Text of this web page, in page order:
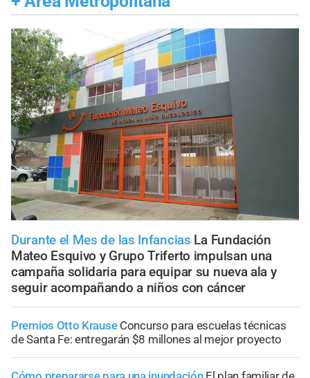
Durante el Mes de las Infancias La Fundación
Mateo Esquivo y Grupo Triferto impulsan una
campaña solidaria para equipar su nueva ala y
seguir acompañando a niños con cáncer
Premios Otto Krause Concurso para escuelas técnicas
de Santa Fe: entregarán $8 millones al mejor proyecto